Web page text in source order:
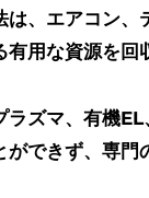
は、エアコン
有用な資源を回
ラズマ、有機
ができず、専門